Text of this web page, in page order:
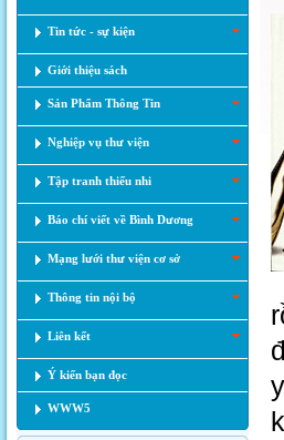
Tin tức - sự kiện
Giới thiệu sách
Sản Phẩm Thông Tin
Nghiệp vụ thư viện
Tập tranh thiếu nhi
Báo chí viết về Bình Dương
Mạng lưới thư viện cơ sở
Thông tin nội bộ
Liên kết
Ý kiến bạn đọc
WWW5